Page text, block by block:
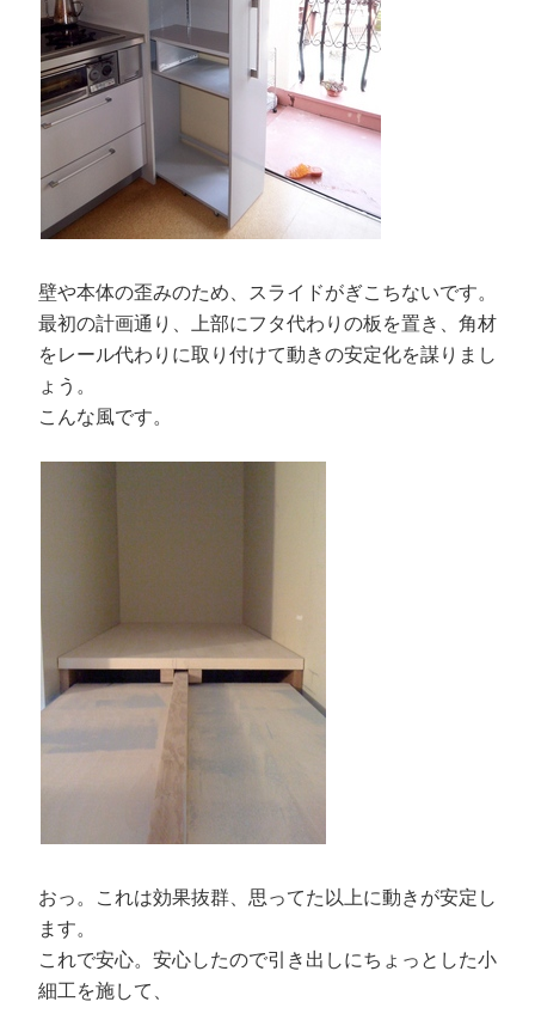
壁や本体の歪みのため、スライドがぎこちないです。
最初の計画通り、上部にフタ代わりの板を置き、角材
をレール代わりに取り付けて動きの安定化を謀りまし
ょう。
こんな風です。
おっ。これは効果抜群、思ってた以上に動きが安定し
ます。
これで安心。安心したので引き出しにちょっとした小
細工を施して、